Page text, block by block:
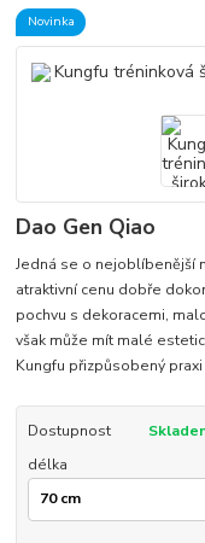
Novinka
Dao Gen Qiao
Jedná se o nejoblíbenější
atraktivní cenu dobře
pochvu s dekoracemi,
však může mít malé
Kungfu přizpůsobený praxi
Dostupnost
délka